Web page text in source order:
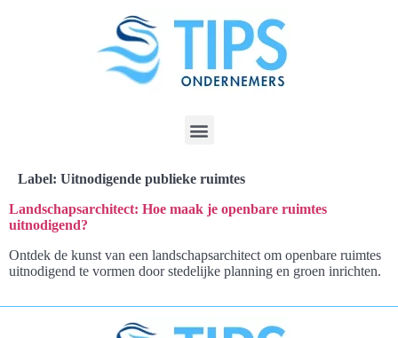
Label: Uitnodigende publieke ruimtes
Landschapsarchitect: Hoe maak je openbare ruimtes
uitnodigend?
Ontdek de kunst van een landschapsarchitect om openbare ruimtes
uitnodigend te vormen door stedelijke planning en groen inrichten.